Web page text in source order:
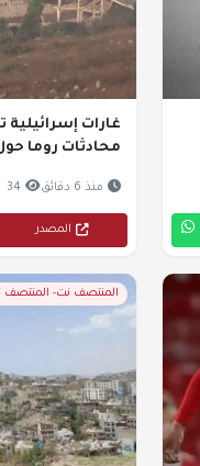
غارات إسرائيلية
محادثات روما
منذ 6 دقائق 34
المصدر
المنتصف نت- المنتصف